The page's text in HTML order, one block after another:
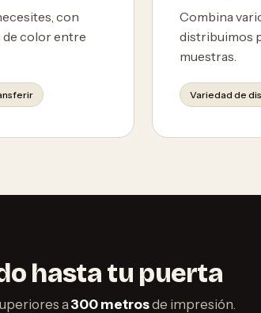
con
de color entre
Combina
distribuimos
muestras.
Variedad de
hasta tu puerta
a300 metrosde impresión.